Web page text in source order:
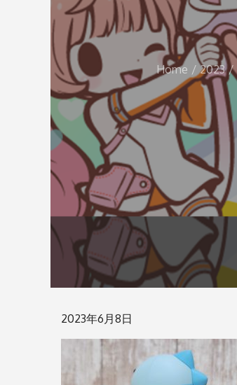
Home 2023
Posted
on
2023年6月8日